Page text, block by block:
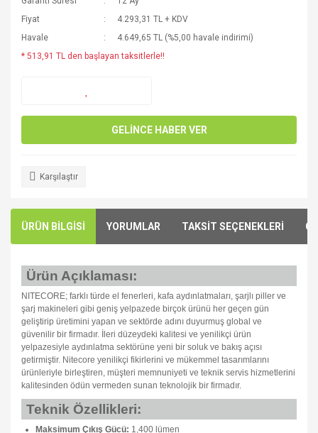
Fiyat
4.293,31 TL + KDV
Havale
4.649,65 TL (%5,00 havale indirimi)
* 513,91 TL den başlayan taksitlerle!!
GELİNCE HABER VER
Karşılaştır
ÜRÜN BİLGİSİ YORUMLAR TAKSİT SEÇENEKLERİ
Ürün Açıklaması:
NITECORE; farklı türde el fenerleri, kafa aydınlatmaları, şarjlı piller ve
şarj makineleri gibi geniş yelpazede birçok ürünü her geçen gün
geliştirip üretimini yapan ve sektörde adını duyurmuş global ve
güvenilir bir firmadır. İleri düzeydeki kalitesi ve yenilikçi ürün
yelpazesiyle aydınlatma sektörüne yeni bir soluk ve bakış açısı
getirmiştir. Nitecore yenilikçi fikirlerini ve mükemmel tasarımlarını
ürünleriyle birleştiren, müşteri memnuniyeti ve teknik servis hizmetlerini
kalitesinden ödün vermeden sunan teknolojik bir firmadır.
Teknik Özellikleri:
Maksimum Çıkış Gücü: 1,400 lümen